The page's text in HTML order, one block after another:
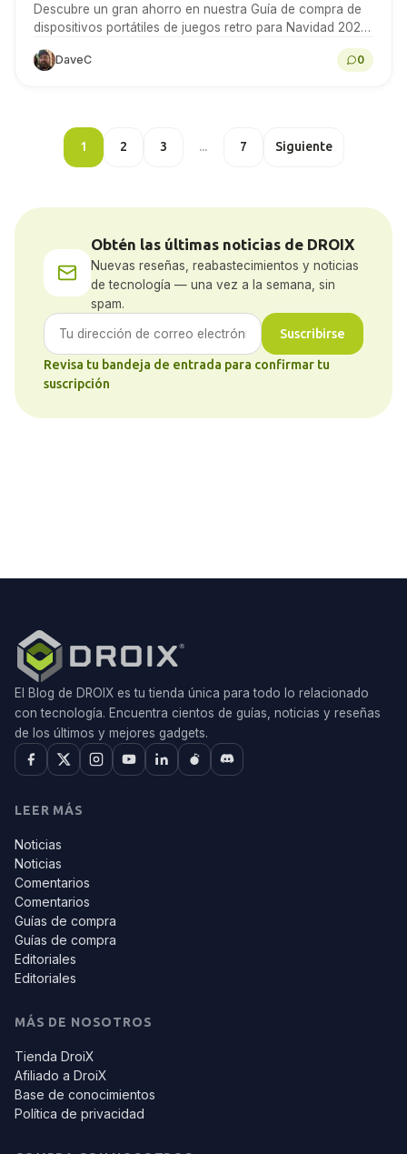
Descubre un gran ahorro en nuestra Guía de compra de
dispositivos portátiles de juegos retro para Navidad 2025.
DaveC 0
1 2 3 ... 7 Siguiente
Obtén las últimas noticias de DROIX
Nuevas reseñas, reabastecimientos y noticias
de tecnología — una vez a la semana, sin
spam.
Suscribirse
Revisa tu bandeja de entrada para confirmar tu
suscripción
El Blog de DROIX es tu tienda única para todo lo relacionado
con tecnología. Encuentra cientos de guías, noticias y reseñas
de los últimos y mejores gadgets.
LEER MÁS
Noticias
Noticias
Comentarios
Comentarios
Guías de compra
Guías de compra
Editoriales
Editoriales
MÁS DE NOSOTROS
Tienda DroiX
Afiliado a DroiX
Base de conocimientos
Política de privacidad